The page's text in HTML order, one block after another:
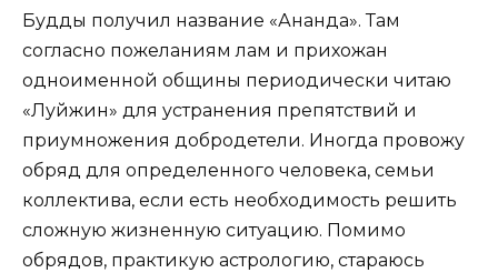
Будды получил название «Ананда». Там
согласно пожеланиям лам и прихожан
одноименной общины периодически читаю
«Луйжин» для устранения препятствий и
приумножения добродетели. Иногда провожу
обряд для определенного человека, семьи
коллектива, если есть необходимость решить
сложную жизненную ситуацию. Помимо
обрядов, практикую астрологию, стараюсь